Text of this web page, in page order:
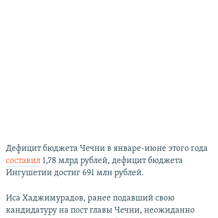
Дефицит бюджета Чечни в январе-июне этого года
составил 1,78 млрд рублей, дефицит бюджета
Ингушетии достиг 691 млн рублей.
Иса Хаджимурадов, ранее подавший свою
кандидатуру на пост главы Чечни, неожиданно